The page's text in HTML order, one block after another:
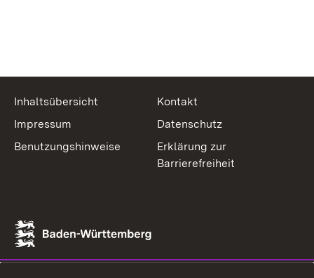
Inhaltsübersicht
Kontakt
Impressum
Datenschutz
Benutzungshinweise
Erklärung zur
Barrierefreiheit